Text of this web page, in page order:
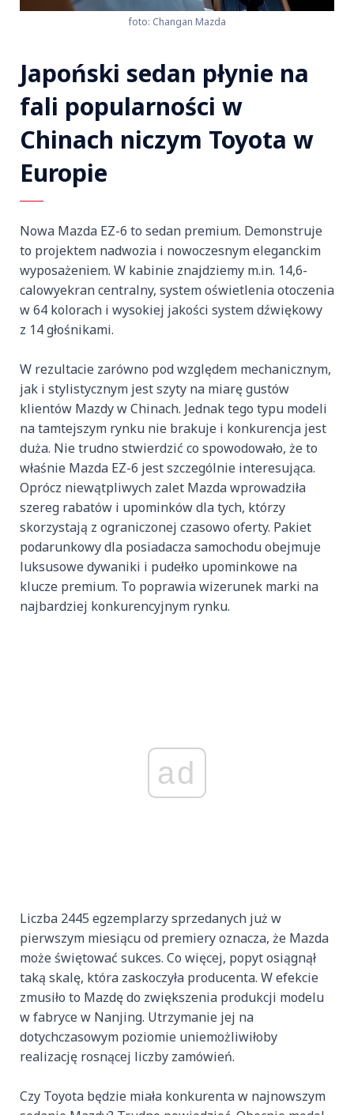
foto: Changan Mazda
Japoński sedan płynie na
fali popularności w
Chinach niczym Toyota w
Europie
Nowa Mazda EZ-6 to sedan premium. Demonstruje
to projektem nadwozia i nowoczesnym eleganckim
wyposażeniem. W kabinie znajdziemy m.in. 14,6-
calowyekran centralny, system oświetlenia otoczenia
w 64 kolorach i wysokiej jakości system dźwiękowy
z 14 głośnikami.
W rezultacie zarówno pod względem mechanicznym,
jak i stylistycznym jest szyty na miarę gustów
klientów Mazdy w Chinach. Jednak tego typu modeli
na tamtejszym rynku nie brakuje i konkurencja jest
duża. Nie trudno stwierdzić co spowodowało, że to
właśnie Mazda EZ-6 jest szczególnie interesująca.
Oprócz niewątpliwych zalet Mazda wprowadziła
szereg rabatów i upominków dla tych, którzy
skorzystają z ograniczonej czasowo oferty. Pakiet
podarunkowy dla posiadacza samochodu obejmuje
luksusowe dywaniki i pudełko upominkowe na
klucze premium. To poprawia wizerunek marki na
najbardziej konkurencyjnym rynku.
ad
Liczba 2445 egzemplarzy sprzedanych już w
pierwszym miesiącu od premiery oznacza, że Mazda
może świętować sukces. Co więcej, popyt osiągnął
taką skalę, która zaskoczyła producenta. W efekcie
zmusiło to Mazdę do zwiększenia produkcji modelu
w fabryce w Nanjing. Utrzymanie jej na
dotychczasowym poziomie uniemożliwiłoby
realizację rosnącej liczby zamówień.
Czy Toyota będzie miała konkurenta w najnowszym